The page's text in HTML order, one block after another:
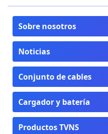
Sobre nosotros
Noticias
Conjunto de cables
Cargador y batería
Productos TVNS